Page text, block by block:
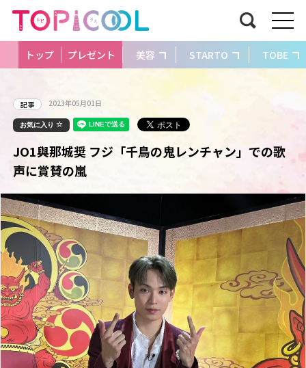
トップ プレゼント 美容 STARTO TOBE
記事 2023年05月01日
お気に入り
JO1與那城奨 フジ「千鳥の鬼レンチャン」での歌
声に賞賛の嵐